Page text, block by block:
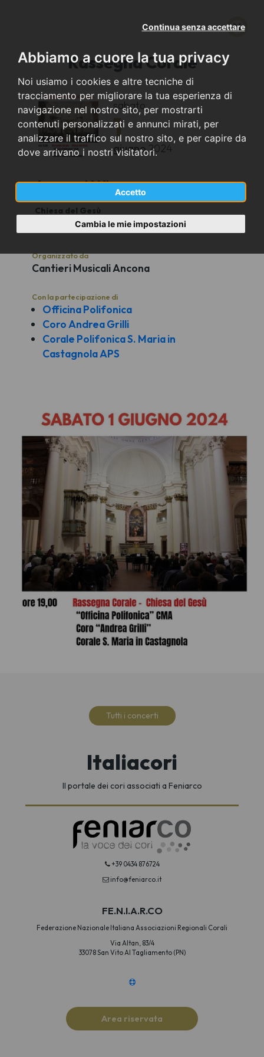
Abbiamo a cuore la tua privacy
Noi usiamo i cookies e altre tecniche di
tracciamento per migliorare la tua esperienza di
navigazione nel nostro sito, per mostrarti
contenuti personalizzati e annunci mirati, per
analizzare il traffico sul nostro sito, e per capire da
dove arrivano i nostri visitatori.
Accetto
Continua senza accettare
Cambia le mie impostazioni
Rassegna Corale
sabato
1
giugno 2024
Ancona (AN)
Chiesa del Gesù
Organizzato da
Cantieri Musicali Ancona
Con la partecipazione di
Officina Polifonica
Coro Andrea Grilli
Corale Polifonica S. Maria in
Castagnola APS
Tutti i concerti
Italiacori
Il portale dei cori associati a Feniarco
+39 0434 876724
info@feniarco.it
FE.N.I.A.R.CO
Federazione Nazionale Italiana Associazioni Regionali Corali
Via Altan, 83/4
33078 San Vito Al Tagliamento (PN)
Area riservata